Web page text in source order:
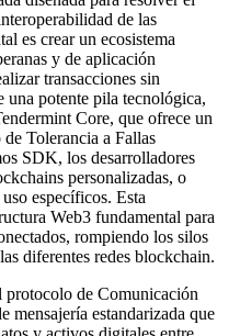
de las
es crear un ecosistema
y de aplicación
transacciones sin
una potente pila tecnológica,
Core, que ofrece un
Tolerancia a Fallas
SDK, los desarrolladores
personalizadas, o
específicos. Esta
Web3 fundamental para
rompiendo los silos
diferentes redes blockchain.
protocolo de Comunicación
estandarizada que